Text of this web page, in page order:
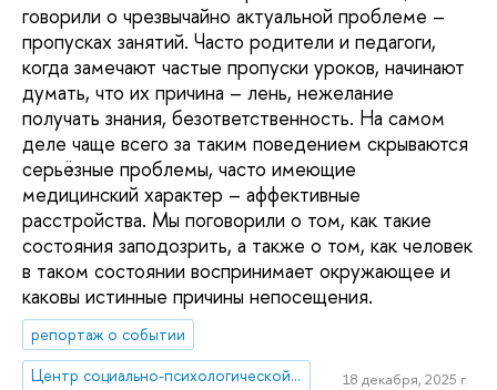
говорили о чрезвычайно актуальной проблеме –
пропусках занятий. Часто родители и педагоги,
когда замечают частые пропуски уроков, начинают
думать, что их причина – лень, нежелание
получать знания, безответственность. На самом
деле чаще всего за таким поведением скрываются
серьёзные проблемы, часто имеющие
медицинский характер – аффективные
расстройства. Мы поговорили о том, как такие
состояния заподозрить, а также о том, как человек
в таком состоянии воспринимает окружающее и
каковы истинные причины непосещения.
репортаж о событии
Центр социально-психологической поддержки учащихся
18 декабря, 2025 г.